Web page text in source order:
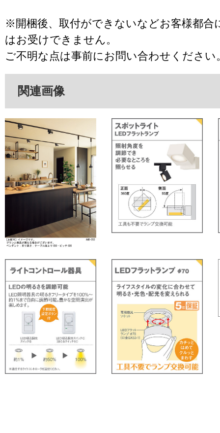
※開梱後、取付ができないなどお客様都合
はお受けできません。
ご不明な点は事前にお問い合わせください
関連画像